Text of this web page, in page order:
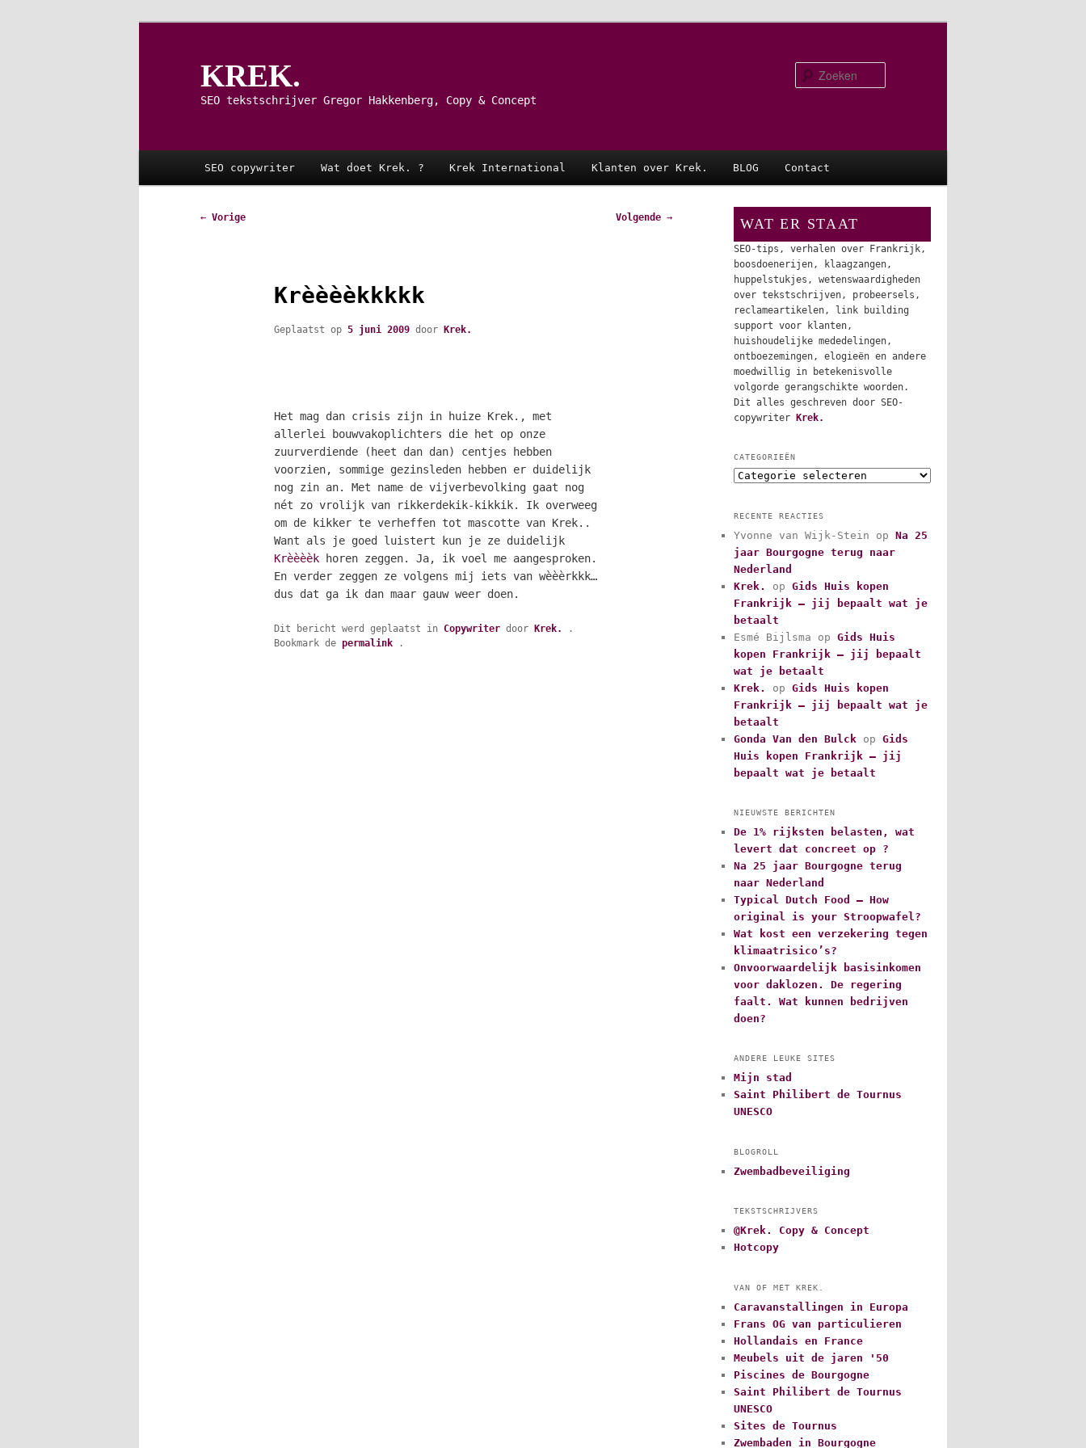
KREK.
SEO tekstschrijver Gregor Hakkenberg, Copy & Concept
SEO copywriter Wat doet Krek. ? Krek International Klanten over Krek. BLOG Contact
Bericht
← Vorige Volgende →
Krèèèèkkkkk
Geplaatst op 5 juni 2009 door Krek.
Het mag dan crisis zijn in huize Krek., met
allerlei bouwvakoplichters die het op onze
zuurverdiende (heet dan dan) centjes hebben
voorzien, sommige gezinsleden hebben er duidelijk
nog zin an. Met name de vijverbevolking gaat nog
nét zo vrolijk van rikkerdekik-kikkik. Ik overweeg
om de kikker te verheffen tot mascotte van Krek..
Want als je goed luistert kun jeze duidelijk
Krèèèèkhoren zeggen. Ja, ik voel me aangesproken.
En verder zeggen ze volgens mij iets van wèèèrkkk…
dus dat ga ik dan maar gauw weer doen.
Dit bericht werd geplaatst in Copywriterdoor Krek.
.
Bookmark de permalink .
WAT ER STAAT
SEO-tips, verhalen over Frankrijk,
boosdoenerijen, klaagzangen,
huppelstukjes, wetenswaardigheden
over tekstschrijven, probeersels,
reclameartikelen, link building
support voor klanten,
huishoudelijke mededelingen,
ontboezemingen, elogieën en andere
moedwillig in betekenisvolle
volgorde gerangschikte woorden.
Dit alles geschreven door SEO-
copywriter Krek.
CATEGORIEËN
C
e
g
o
r
i
e
ë
RECENTE REACTIES
Yvonne van Wijk-Stein op Na 25
jaar Bourgogne terug naar
Nederland
Krek.
op Gids Huis kopen
Frankrijk – jij bepaalt wat je
betaalt
Esmé Bijlsma op Gids Huis
kopen Frankrijk – jij bepaalt
wat je betaalt
Krek.
op Gids Huis kopen
Frankrijk – jij bepaalt wat je
betaalt
Gonda Van den Bulck op Gids
Huis kopen Frankrijk – jij
bepaalt wat je betaalt
NIEUWSTE BERICHTEN
De 1% rijksten belasten, wat
levert dat concreet op ?
Na 25 jaar Bourgogne terug
naar Nederland
Typical Dutch Food – How
original is your Stroopwafel?
Wat kost een verzekering tegen
klimaatrisico’s?
Onvoorwaardelijk basisinkomen
voor daklozen. De regering
faalt. Wat kunnen bedrijven
doen?
ANDERE LEUKE SITES
Mijn stad
Saint Philibert de Tournus
UNESCO
BLOGROLL
Zwembadbeveiliging
TEKSTSCHRIJVERS
@Krek. Copy & Concept
Hotcopy
VAN OF MET KREK.
Caravanstallingen in Europa
Frans OG van particulieren
Hollandais en France
Meubels uit de jaren '50
Piscines de Bourgogne
Saint Philibert de Tournus
UNESCO
Sites de Tournus
Zwembaden in Bourgogne